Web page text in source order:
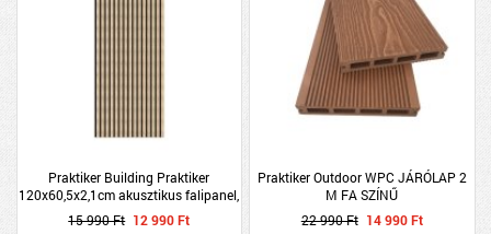
Praktiker Building Praktiker
120x60,5x2,1cm akusztikus falipanel,
vörös tölgy
15 990 Ft 12 990 Ft
Praktiker Outdoor WPC JÁRÓLAP 2
M FA SZÍNŰ
22 990 Ft 14 990 Ft